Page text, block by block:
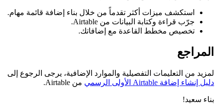
استكشف ميزات أكثر تقدماً من خلال بناء إضافة قائمة مهام.
جرّب قراءة وكتابة البيانات من Airtable.
تخصيص مخطط القاعدة مع إضافاتك.
المراجع
لمزيد من التعليمات التفصيلية والموارد الإضافية، يرجى الرجوع إلى
دليل إنشاء إضافة Airtable الأولى الرسمي
من Airtable.
بناء سعيد!